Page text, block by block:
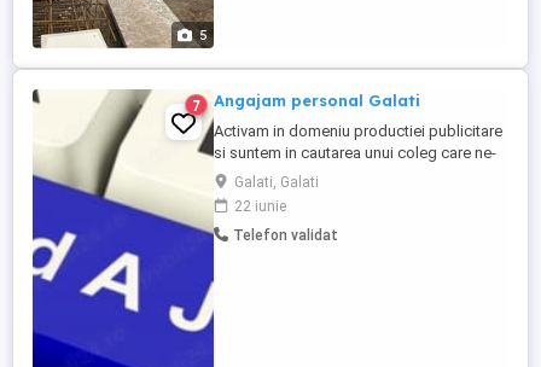
5
7 Angajam personal Galati
Activam in domeniu productiei publicitare
si suntem in cautarea unui coleg care ne-
am dori sa fie cu indemanare tehnica,
atent la detalii si dornic de a invata lucruri
noi in domeniul productiei publicitare.
Jobul consta in colantare cu diferite
Galati, Galati
22 iunie
Telefon validat